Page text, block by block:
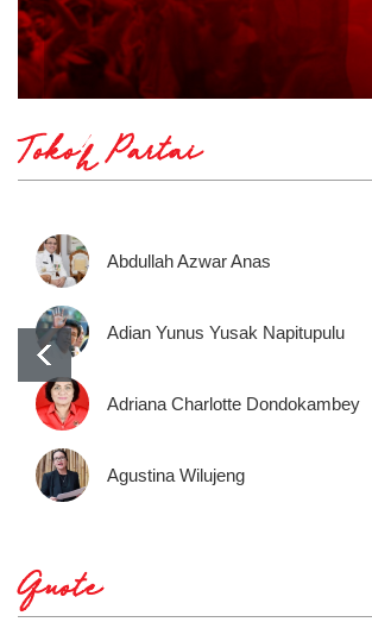
Tokoh Partai
Abdullah Azwar Anas
Adian Yunus Yusak Napitupulu
Adriana Charlotte Dondokambey
Agustina Wilujeng
Quote